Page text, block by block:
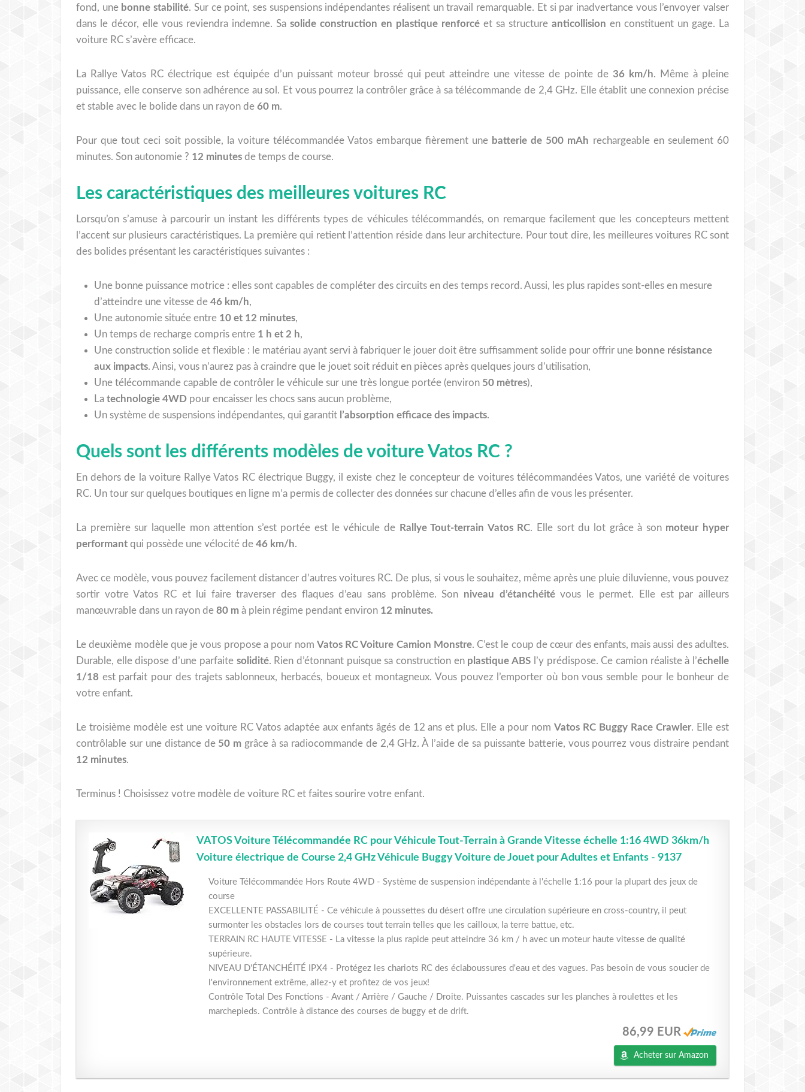
fond, une bonne stabilité. Sur ce point, ses suspensions indépendantes réalisent un travail remarquable. Et si par inadvertance vous l’envoyer valser
dans le décor, elle vous reviendra indemne. Sa solide construction en plastique renforcé et sa structure anticollision en constituent un gage. La
voiture RC s’avère efficace.
La Rallye Vatos RC électrique est équipée d’un puissant moteur brossé qui peut atteindre une vitesse de pointe de 36 km/h. Même à pleine
puissance, elle conserve son adhérence au sol. Et vous pourrez la contrôler grâce à sa télécommande de 2,4 GHz. Elle établit une connexion précise
et stable avec le bolide dans un rayon de 60 m.
Pour que tout ceci soit possible, la voiture télécommandée Vatos embarque fièrement une batterie de 500 mAh rechargeable en seulement 60
minutes. Son autonomie ? 12 minutes de temps de course.
Les caractéristiques des meilleures voitures RC
Lorsqu’on s’amuse à parcourir un instant les différents types de véhicules télécommandés, on remarque facilement que les concepteurs mettent
l’accent sur plusieurs caractéristiques. La première qui retient l’attention réside dans leur architecture. Pour tout dire, les meilleures voitures RC sont
des bolides présentant les caractéristiques suivantes :
Une bonne puissance motrice : elles sont capables de compléter des circuits en des temps record. Aussi, les plus rapides sont-elles en mesure
d’atteindre une vitesse de 46 km/h,
Une autonomie située entre 10 et 12 minutes,
Un temps de recharge compris entre 1 h et 2 h,
Une construction solide et flexible : le matériau ayant servi à fabriquer le jouer doit être suffisamment solide pour offrir une bonne résistance
aux impacts. Ainsi, vous n’aurez pas à craindre que le jouet soit réduit en pièces après quelques jours d’utilisation,
Une télécommande capable de contrôler le véhicule sur une très longue portée (environ 50 mètres),
La technologie 4WD pour encaisser les chocs sans aucun problème,
Un système de suspensions indépendantes, qui garantit l’absorption efficace des impacts.
Quels sont les différents modèles de voiture Vatos RC ?
En dehors de la voiture Rallye Vatos RC électrique Buggy, il existe chez le concepteur de voitures télécommandées Vatos, une variété de voitures
RC. Un tour sur quelques boutiques en ligne m’a permis de collecter des données sur chacune d’elles afin de vous les présenter.
La première sur laquelle mon attention s’est portée est le véhicule de Rallye Tout-terrain Vatos RC. Elle sort du lot grâce à son moteur hyper
performant qui possède une vélocité de 46 km/h.
Avec ce modèle, vous pouvez facilement distancer d’autres voitures RC. De plus, si vous le souhaitez, même après une pluie diluvienne, vous pouvez
sortir votre Vatos RC et lui faire traverser des flaques d’eau sans problème. Son niveau d’étanchéitévous le permet. Elle est par ailleurs
manœuvrable dans un rayon de 80 m à plein régime pendant environ 12 minutes.
Le deuxième modèle que je vous propose a pour nom Vatos RC Voiture Camion Monstre. C’est le coup de cœur des enfants, mais aussi des adultes.
Durable, elle dispose d’une parfaite solidité. Rien d’étonnant puisque sa construction en plastique ABS l’y prédispose. Ce camion réaliste à l’échelle
1/18 est parfait pour des trajets sablonneux, herbacés, boueux et montagneux. Vous pouvez l’emporter où bon vous semble pour le bonheur de
votre enfant.
Le troisième modèle est une voiture RC Vatos adaptée aux enfants âgés de 12 ans et plus. Elle a pour nomVatos RC Buggy Race Crawler. Elle est
contrôlable sur une distance de 50 m grâce à sa radiocommande de 2,4 GHz. À l’aide de sa puissante batterie, vous pourrez vous distraire pendant
12 minutes.
Terminus ! Choisissez votre modèle de voiture RC et faites sourire votre enfant.
VATOS Voiture Télécommandée RC pour Véhicule Tout-Terrain à Grande Vitesse échelle 1:16 4WD 36km/h
Voiture électrique de Course 2,4 GHz Véhicule Buggy Voiture de Jouet pour Adultes et Enfants - 9137
Voiture Télécommandée Hors Route 4WD - Système de suspension indépendante à l'échelle 1:16 pour la plupart des jeux de
course
EXCELLENTE PASSABILITÉ - Ce véhicule à poussettes du désert offre une circulation supérieure en cross-country, il peut
surmonter les obstacles lors de courses tout terrain telles que les cailloux, la terre battue, etc.
TERRAIN RC HAUTE VITESSE - La vitesse la plus rapide peut atteindre 36 km / h avec un moteur haute vitesse de qualité
supérieure.
NIVEAU D'ÉTANCHÉITÉ IPX4 - Protégez les chariots RC des éclaboussures d'eau et des vagues. Pas besoin de vous soucier de
l'environnement extrême, allez-y et profitez de vos jeux!
Contrôle Total Des Fonctions - Avant / Arrière / Gauche / Droite. Puissantes cascades sur les planches à roulettes et les
marchepieds. Contrôle à distance des courses de buggy et de drift.
86,99 EUR
Acheter sur Amazon